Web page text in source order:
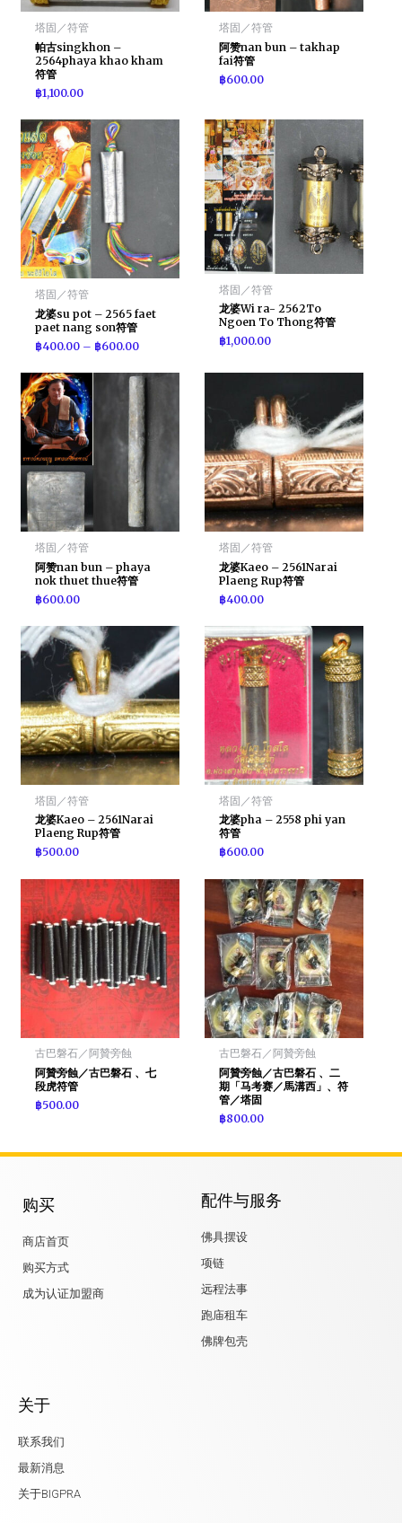
塔固／符管
帕古singkhon –
2564phaya khao kham
符管
฿1,100.00
塔固／符管
阿赞nan bun – takhap
fai符管
฿600.00
塔固／符管
龙婆su pot – 2565 faet
paet nang son符管
฿400.00 – ฿600.00
塔固／符管
龙婆Wi ra- 2562To
Ngoen To Thong符管
฿1,000.00
塔固／符管
阿赞nan bun – phaya
nok thuet thue符管
฿600.00
塔固／符管
龙婆Kaeo – 2561Narai
Plaeng Rup符管
฿400.00
塔固／符管
龙婆Kaeo – 2561Narai
Plaeng Rup符管
฿500.00
塔固／符管
龙婆pha – 2558 phi yan
符管
฿600.00
古巴磐石／阿贊旁蝕
阿贊旁蝕／古巴磐石 、七
段虎符管
฿500.00
古巴磐石／阿贊旁蝕
阿贊旁蝕／古巴磐石 、二
期「马考赛／馬溝西」、符
管／塔固
฿800.00
购买
商店首页
购买方式
成为认证加盟商
配件与服务
佛具摆设
项链
远程法事
跑庙租车
佛牌包壳
关于
联系我们
最新消息
关于BIGPRA